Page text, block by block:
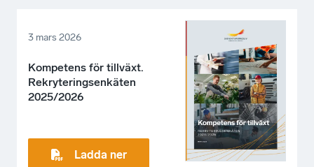
3 mars 2026
Kompetens för tillväxt.
Rekryteringsenkäten
2025/2026
Ladda ner